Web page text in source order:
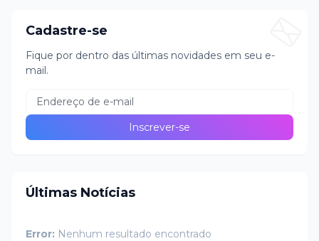
Cadastre-se
Fique por dentro das últimas novidades em seu e-
mail.
Últimas Notícias
Error: Nenhum resultado encontrado